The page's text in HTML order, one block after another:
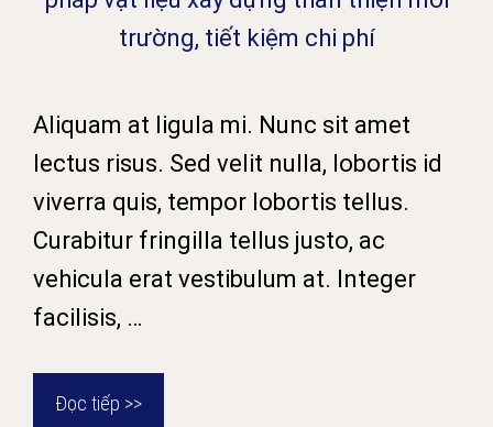
Aliquam at ligula mi. Nunc sit amet
lectus risus. Sed velit nulla, lobortis id
viverra quis, tempor lobortis tellus.
Curabitur fringilla tellus justo, ac
vehicula erat vestibulum at. Integer
facilisis, …
Đọc tiếp >>